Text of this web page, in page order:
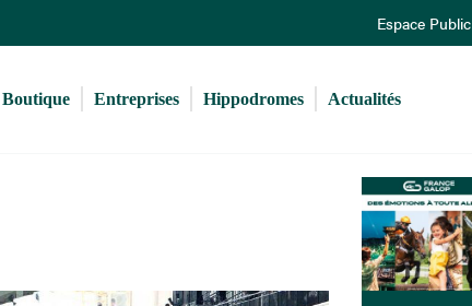
au
principal
Espace Public
Boutique Entreprises Hippodromes Actualités